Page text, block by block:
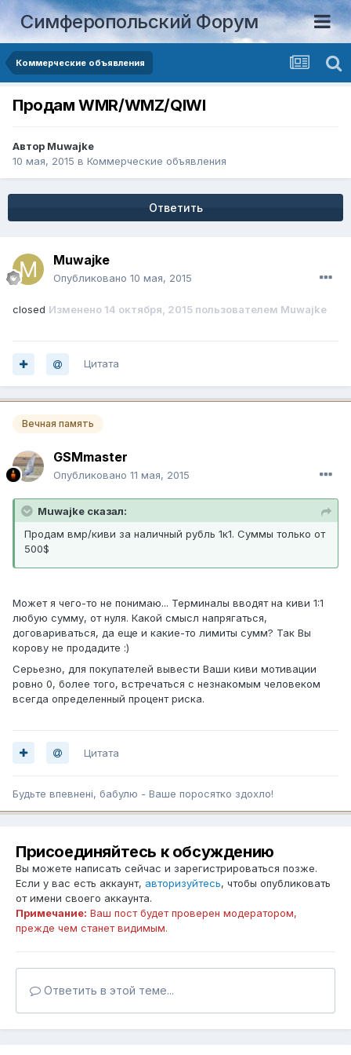
Симферопольский Форум
Коммерческие объявления
Продам WMR/WMZ/QIWI
Автор Muwajke
10 мая, 2015 в Коммерческие объявления
Ответить
Muwajke
Опубликовано 10 мая, 2015
closed Изменено 14 октября, 2015 пользователем Muwajke
Цитата
Вечная память
GSMmaster
Опубликовано 11 мая, 2015
Muwajke сказал:
Продам вмр/киви за наличный рубль 1к1. Суммы только от
500$
Может я чего-то не понимаю... Терминалы вводят на киви 1:1
любую сумму, от нуля. Какой смысл напрягаться,
договариваться, да еще и какие-то лимиты сумм? Так Вы
корову не продадите :)
Серьезно, для покупателей вывести Ваши киви мотивации
ровно 0, более того, встречаться с незнакомым человеком
всегда определенный процент риска.
Цитата
Будьте впевненi, бабулю - Ваше поросятко здохло!
Присоединяйтесь к обсуждению
Вы можете написать сейчас и зарегистрироваться позже.
Если у вас есть аккаунт, авторизуйтесь, чтобы опубликовать
от имени своего аккаунта.
Примечание: Ваш пост будет проверен модератором,
прежде чем станет видимым.
Ответить в этой теме...